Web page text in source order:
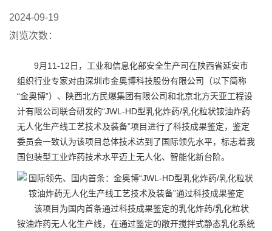
2024-09-19
浏览次数：
9月11-12日，工业和信息化部安全生产司在陕西省延安市
组织行业专家对由深圳市金奥博科技股份有限公司（以下简称
“金奥博”）、陕西北方民爆集团有限公司和北京北方天亚工程设
计有限公司联合研发的“JWL-HD型乳化炸药/乳化粒状铵油炸药
无人化生产线工艺技术及装备”项目进行了科技成果鉴定，鉴定
委员会一致认为该项目总体技术达到了国际领先水平，标志着我
国包装型工业炸药技术水平迈上无人化、智能化新台阶。
该项目为国内首条通过科技成果鉴定的乳化炸药/乳化粒状
铵油炸药无人化生产线，在通过鉴定的敞开搅拌式静态乳化系统